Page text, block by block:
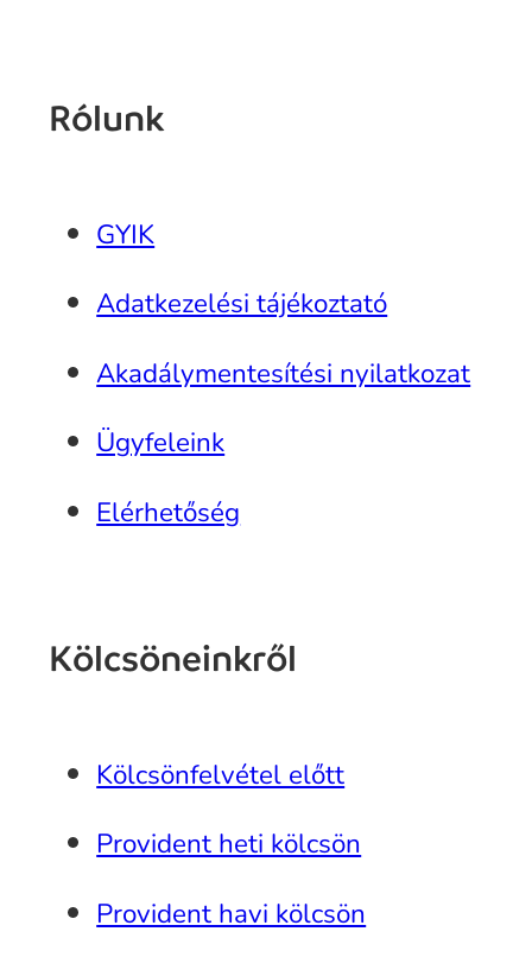
Rólunk
GYIK
Adatkezelési tájékoztató
Akadálymentesítési nyilatkozat
Ügyfeleink
Elérhetőség
Kölcsöneinkről
Kölcsönfelvétel előtt
Provident heti kölcsön
Provident havi kölcsön